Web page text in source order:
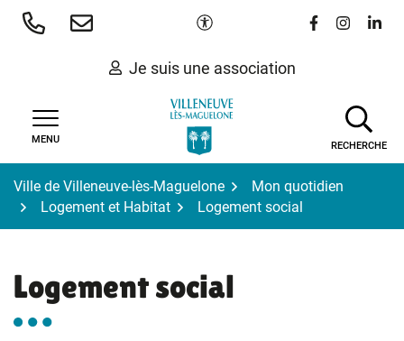
Aller
Paramètres d'accessibilité
Lien vers le
Lien vers
Lien
Je suis une association
MENU
RECHERCHE
Ville de Villeneuve-lès-Maguelone
Mon quotidien
Logement et Habitat
Logement social
Logement social